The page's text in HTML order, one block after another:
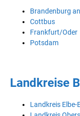
Brandenburg
Cottbus
Frankfurt/Oder
Potsdam
Landkreise
Landkreis Elbe-